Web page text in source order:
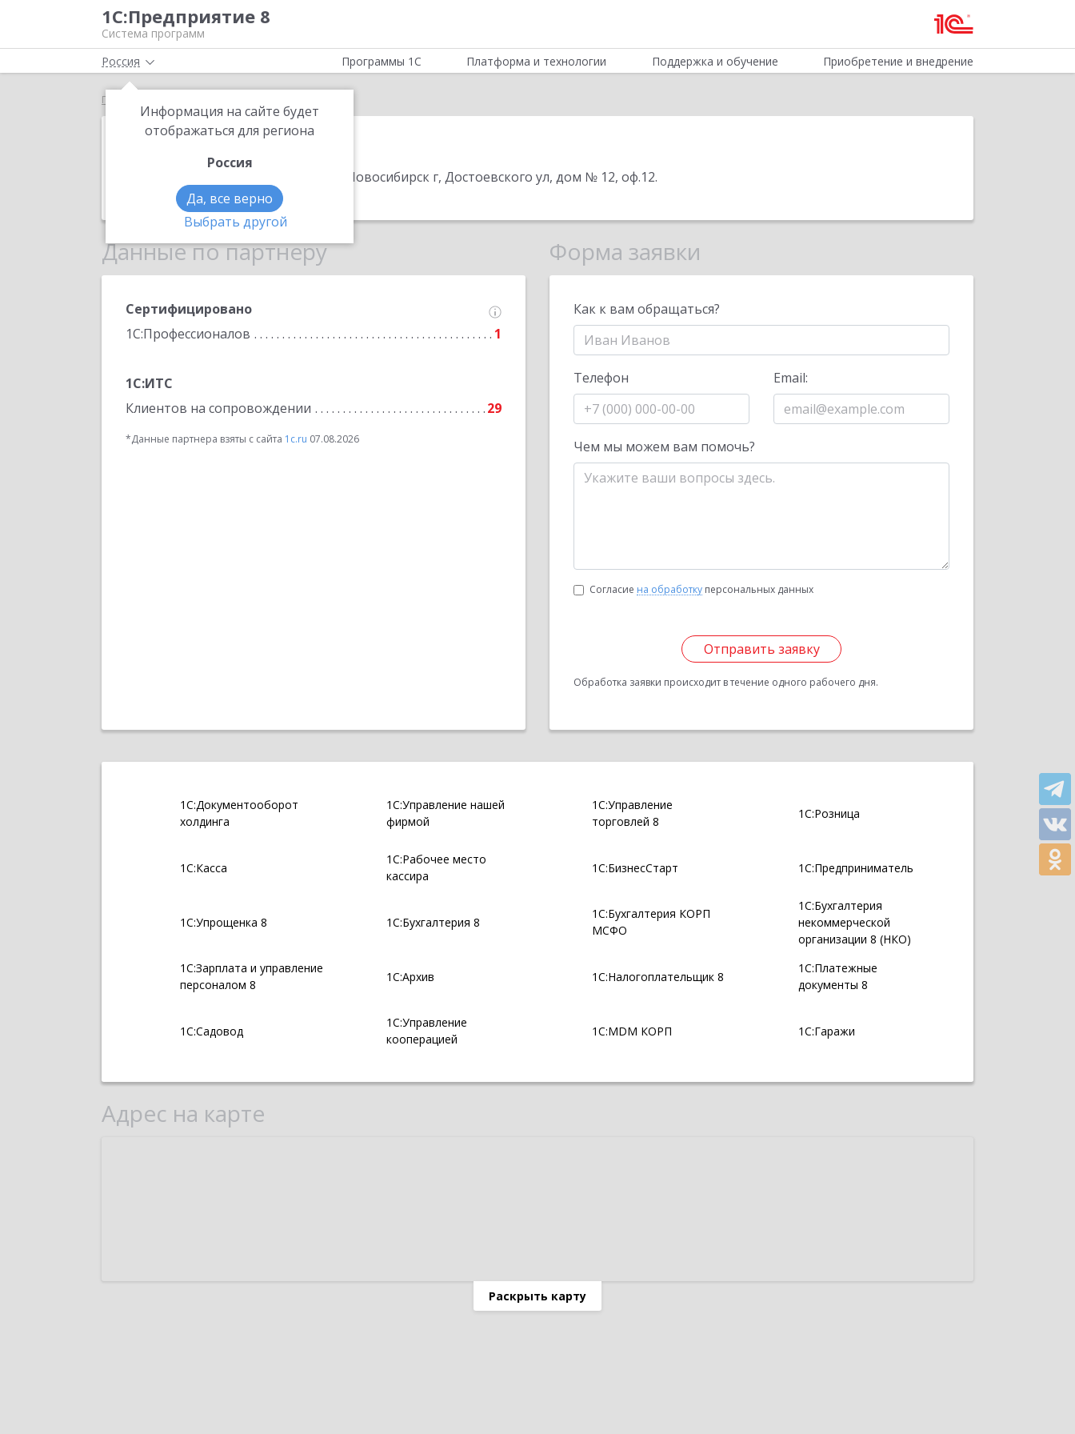
1С:Предприятие 8
Система программ
Россия
Информация на сайте будет
отображаться для региона
Россия
Да, все верно
Выбрать другой
Программы 1С Платформа и технологии Поддержка и обучение Приобретение и внедрение
Главная
ИТ отдел
630091, Новосибирская обл, Новосибирск г, Достоевского ул, дом № 12, оф.12.
Телефон: +7 (913) 003-1280
Данные по партнеру
Сертифицировано
1С:Профессионалов
1
1С:ИТС
Клиентов на сопровождении
29
*Данные партнера взяты с сайта 1c.ru 07.08.2026
Форма заявки
Как к вам обращаться?
Телефон Email:
Чем мы можем вам помочь?
Согласие на обработку персональных данных
Отправить заявку
Обработка заявки происходит в течение одного рабочего дня.
1С:Документооборот
холдинга
1С:Управление нашей
фирмой
1С:Управление
торговлей 8
1С:Розница
1С:Касса
1С:Рабочее место
кассира
1С:БизнесСтарт 1С:Предприниматель
1С:Упрощенка 8 1С:Бухгалтерия 8
1С:Бухгалтерия КОРП
МСФО
1С:Бухгалтерия
некоммерческой
организации 8 (НКО)
1С:Зарплата и управление
персоналом 8
1С:Архив 1С:Налогоплательщик 8
1С:Платежные
документы 8
1С:Садовод
1С:Управление
кооперацией
1С:MDM КОРП 1С:Гаражи
Адрес на карте
Раскрыть карту